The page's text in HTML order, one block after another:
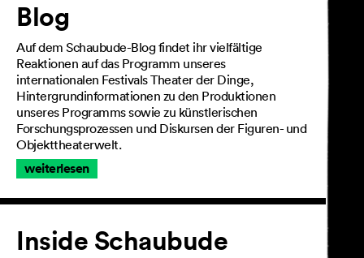
Blog
Auf dem Schaubude-Blog findet ihr vielfältige
Reaktionen auf das Programm unseres
internationalen Festivals Theater der Dinge,
Hintergrundinformationen zu den Produktionen
unseres Programms sowie zu künstlerischen
Forschungsprozessen und Diskursen der Figuren- und
Objekttheaterwelt.
weiterlesen
Inside Schaubude